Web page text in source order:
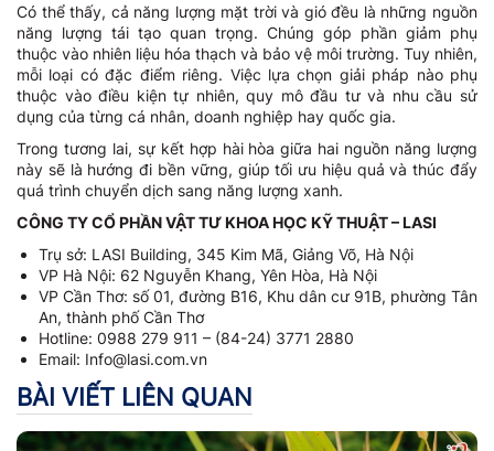
Có thể thấy, cả năng lượng mặt trời và gió đều là những nguồn
năng lượng tái tạo quan trọng. Chúng góp phần giảm phụ
thuộc vào nhiên liệu hóa thạch và bảo vệ môi trường. Tuy nhiên,
mỗi loại có đặc điểm riêng. Việc lựa chọn giải pháp nào phụ
thuộc vào điều kiện tự nhiên, quy mô đầu tư và nhu cầu sử
dụng của từng cá nhân, doanh nghiệp hay quốc gia.
Trong tương lai, sự kết hợp hài hòa giữa hai nguồn năng lượng
này sẽ là hướng đi bền vững, giúp tối ưu hiệu quả và thúc đẩy
quá trình chuyển dịch sang năng lượng xanh.
CÔNG TY CỔ PHẦN VẬT TƯ KHOA HỌC KỸ THUẬT – LASI
Trụ sở: LASI Building, 345 Kim Mã, Giảng Võ, Hà Nội
VP Hà Nội: 62 Nguyễn Khang, Yên Hòa, Hà Nội
VP Cần Thơ: số 01, đường B16, Khu dân cư 91B, phường Tân
An, thành phố Cần Thơ
Hotline: 0988 279 911 – (84-24) 3771 2880
Email: Info@lasi.com.vn
BÀI VIẾT LIÊN QUAN